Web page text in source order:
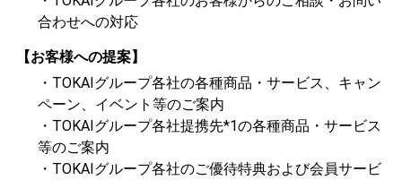
合わせへの対応
【お客様への提案】
・TOKAIグループ各社の各種商品・サービス、キャン
ペーン、イベント等のご案内
・TOKAIグループ各社提携先*1の各種商品・サービス
等のご案内
・TOKAIグループ各社のご優待特典および会員サービ